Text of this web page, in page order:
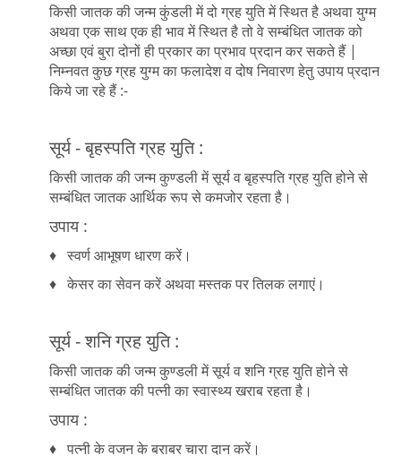
किसी जातक की जन्म कुंडली में दो ग्रह युति में स्थित है अथवा युग्म
अथवा एक साथ एक ही भाव में स्थित है तो वे सम्बंधित जातक को
अच्छा एवं बुरा दोनों ही प्रकार का प्रभाव प्रदान कर सकते हैं |
निम्नवत कुछ ग्रह युग्म का फलादेश व दोष निवारण हेतु उपाय प्रदान
किये जा रहे हैं :-
सूर्य - बृहस्पति ग्रह युति :
किसी जातक की जन्म कुण्डली में सूर्य व बृहस्पति ग्रह युति होने से
सम्बंधित जातक आर्थिक रूप से कमजोर रहता है।
उपाय :
♦ स्वर्ण आभूषण धारण करें।
♦ केसर का सेवन करें अथवा मस्तक पर तिलक लगाएं।
सूर्य - शनि ग्रह युति :
किसी जातक की जन्म कुण्डली में सूर्य व शनि ग्रह युति होने से
सम्बंधित जातक की पत्नी का स्वास्थ्य खराब रहता है।
उपाय :
♦ पत्नी के वजन के बराबर चारा दान करें।